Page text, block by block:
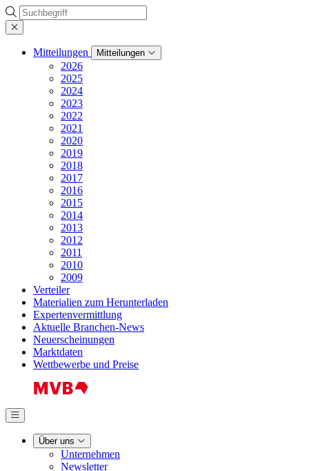
Suche
Mitteilungen Mitteilungen
2026
2025
2024
2023
2022
2021
2020
2019
2018
2017
2016
2015
2014
2013
2012
2011
2010
2009
Verteiler
Materialien zum Herunterladen
Expertenvermittlung
Aktuelle Branchen-News
Neuerscheinungen
Marktdaten
Wettbewerbe und Preise
Über uns
Unternehmen
Newsletter